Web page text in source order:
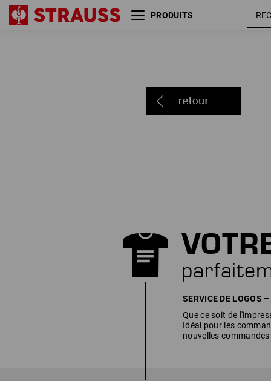
SERVICE DE
Que ce soit de
Idéal pour les
nouvelles
PRODUITS